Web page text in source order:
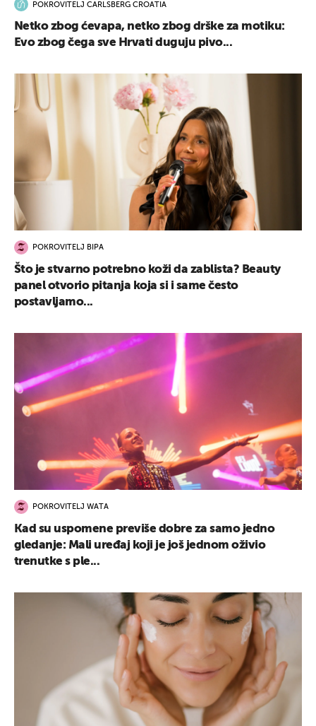
POKROVITELJ CARLSBERG CROATIA
Netko zbog ćevapa, netko zbog drške za motiku:
Evo zbog čega sve Hrvati duguju pivo...
POKROVITELJ BIPA
Što je stvarno potrebno koži da zablista? Beauty
panel otvorio pitanja koja si i same često
postavljamo...
POKROVITELJ WATA
Kad su uspomene previše dobre za samo jedno
gledanje: Mali uređaj koji je još jednom oživio
trenutke s ple...